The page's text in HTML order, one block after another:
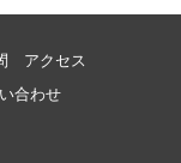
アクセス
合わせ